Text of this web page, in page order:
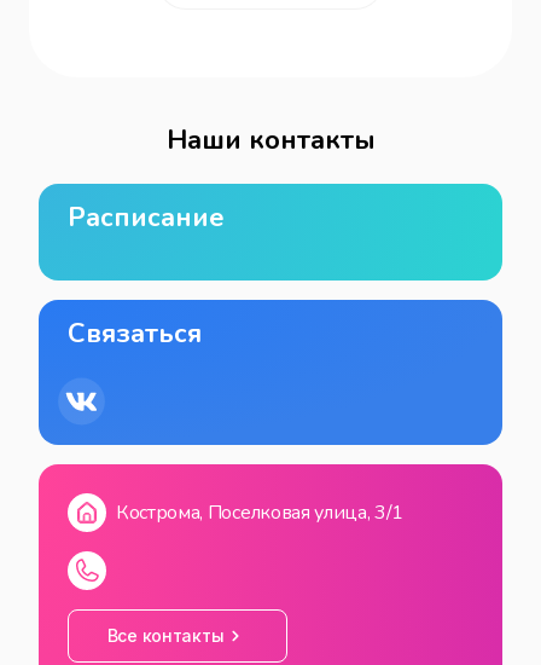
Наши контакты
Расписание
Связаться
Кострома, Поселковая улица, 3/1
Все контакты